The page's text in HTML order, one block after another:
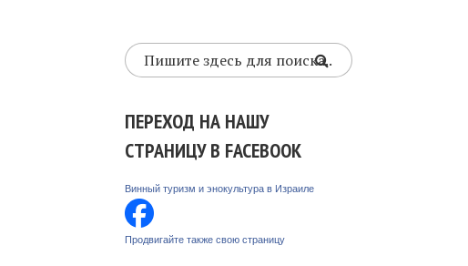
ПЕРЕХОД НА НАШУ
СТРАНИЦУ В FACEBOOK
Винный туризм и энокультура в Израиле
Продвигайте также свою страницу